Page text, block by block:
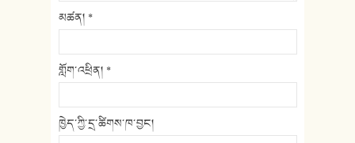
མཚན། *
གློག་འཕྲིན། *
ཁྱེད་ཀྱི་དྲ་ཚིགས་ཁ་བྱང།